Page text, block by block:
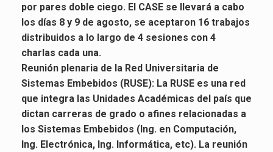
por pares doble ciego. El CASE se llevará a cabo
los días 8 y 9 de agosto, se aceptaron 16 trabajos
distribuidos a lo largo de 4 sesiones con 4
charlas cada una.
Reunión plenaria de la Red Universitaria de
Sistemas Embebidos (RUSE): La RUSE es una red
que integra las Unidades Académicas del país que
dictan carreras de grado o afines relacionadas a
los Sistemas Embebidos (Ing. en Computación,
Ing. Electrónica, Ing. Informática, etc). La reunión